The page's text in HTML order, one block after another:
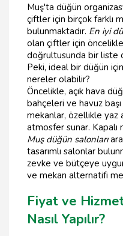
Muş'ta düğün
çiftler için birçok farklı
bulunmaktadır. En iyi
olan çiftler için
doğrultusunda bir liste
Peki, ideal bir düğün için
nereler olabilir?
Öncelikle, açık hava
bahçeleri ve havuz
mekanlar, özellikle yaz
atmosfer sunar. Kapalı
Muş düğün salonları
tasarımlı salonlar
zevke ve bütçeye
ve mekan alternatifi
Fiyat ve Hizmet
Nasıl Yapılır?